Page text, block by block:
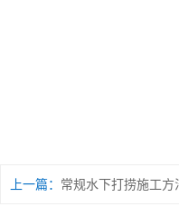
上一篇： 常规水下打捞施工方